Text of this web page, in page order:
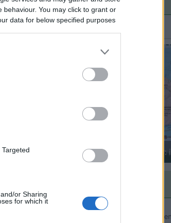
You may click to grant or
data for below specified purposes
or Sharing
for which it
Finlandia in camper: il piccolo
la revisione avevo entrambi i serbatoi